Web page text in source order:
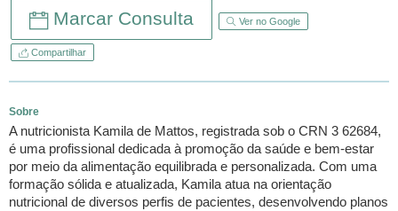
Marcar Consulta Ver no Google
Compartilhar
Sobre
A nutricionista Kamila de Mattos, registrada sob o CRN 3 62684,
é uma profissional dedicada à promoção da saúde e bem-estar
por meio da alimentação equilibrada e personalizada. Com uma
formação sólida e atualizada, Kamila atua na orientação
nutricional de diversos perfis de pacientes, desenvolvendo planos